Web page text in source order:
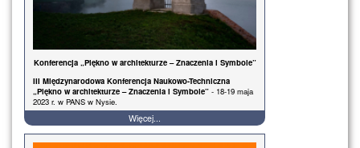
Konferencja „Piękno w architekturze – Znaczenia i Symbole”
III Międzynarodowa Konferencja Naukowo-Techniczna
„Piękno w architekturze – Znaczenia i Symbole” - 18-19 maja
2023 r. w PANS w Nysie.
Więcej...